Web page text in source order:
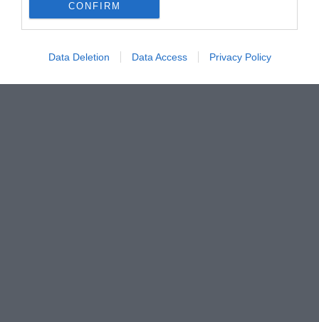
CONFIRM
Data Deletion Data Access Privacy Policy